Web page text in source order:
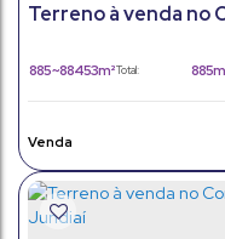
Terreno à venda no
Total:
885 ~ 88453m²